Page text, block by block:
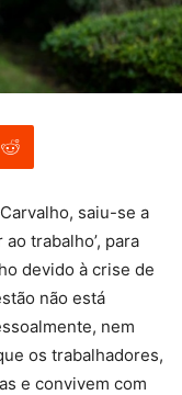
saiu-se a
trabalho’, para
devido à crise de
não está
nem
os trabalhadores,
e convivem com